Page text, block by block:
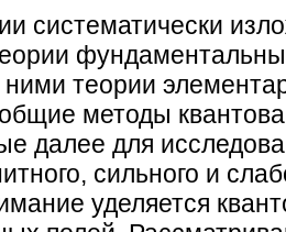
систематически
ними теории
методы
далее для
сильного и
уделяется